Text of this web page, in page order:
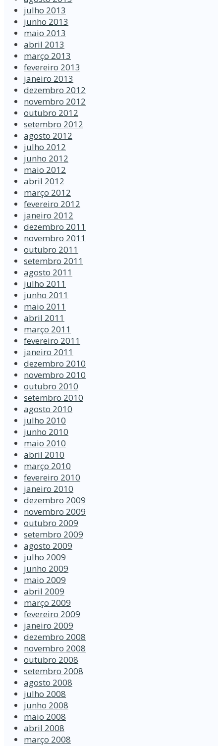
julho 2013
junho 2013
maio 2013
abril 2013
março 2013
fevereiro 2013
janeiro 2013
dezembro 2012
novembro 2012
outubro 2012
setembro 2012
agosto 2012
julho 2012
junho 2012
maio 2012
abril 2012
março 2012
fevereiro 2012
janeiro 2012
dezembro 2011
novembro 2011
outubro 2011
setembro 2011
agosto 2011
julho 2011
junho 2011
maio 2011
abril 2011
março 2011
fevereiro 2011
janeiro 2011
dezembro 2010
novembro 2010
outubro 2010
setembro 2010
agosto 2010
julho 2010
junho 2010
maio 2010
abril 2010
março 2010
fevereiro 2010
janeiro 2010
dezembro 2009
novembro 2009
outubro 2009
setembro 2009
agosto 2009
julho 2009
junho 2009
maio 2009
abril 2009
março 2009
fevereiro 2009
janeiro 2009
dezembro 2008
novembro 2008
outubro 2008
setembro 2008
agosto 2008
julho 2008
junho 2008
maio 2008
abril 2008
março 2008